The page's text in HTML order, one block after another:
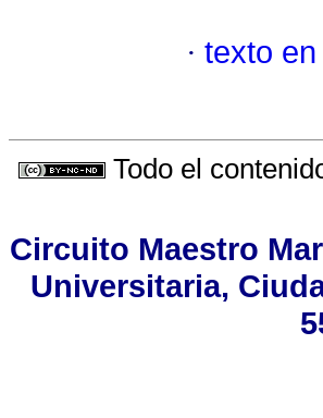
· texto en
Todo el
Circuito Maestro
Universitaria,